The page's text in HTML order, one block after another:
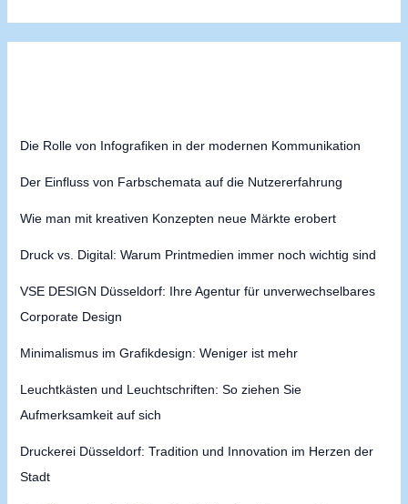
Die Rolle von Infografiken in der modernen Kommunikation
Der Einfluss von Farbschemata auf die Nutzererfahrung
Wie man mit kreativen Konzepten neue Märkte erobert
Druck vs. Digital: Warum Printmedien immer noch wichtig sind
VSE DESIGN Düsseldorf: Ihre Agentur für unverwechselbares
Corporate Design
Minimalismus im Grafikdesign: Weniger ist mehr
Leuchtkästen und Leuchtschriften: So ziehen Sie
Aufmerksamkeit auf sich
Druckerei Düsseldorf: Tradition und Innovation im Herzen der
Stadt